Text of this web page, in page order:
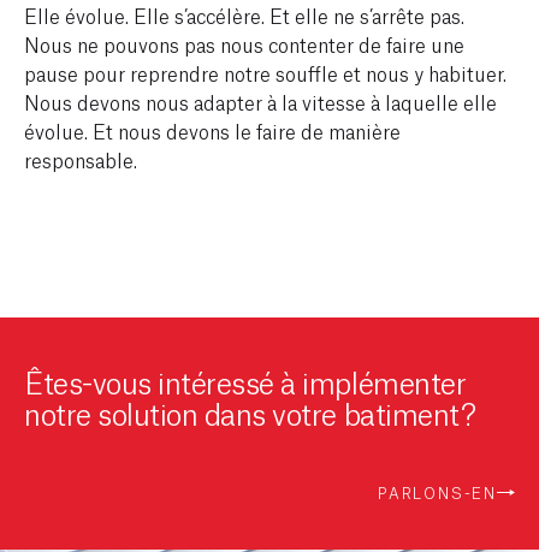
Elle évolue. Elle s’accélère. Et elle ne s’arrête pas.
Nous ne pouvons pas nous contenter de faire une
pause pour reprendre notre souffle et nous y habituer.
Nous devons nous adapter à la vitesse à laquelle elle
évolue. Et nous devons le faire de manière
responsable.
Êtes-vous intéressé à implémenter
notre solution dans votre batiment?
PARLONS-EN